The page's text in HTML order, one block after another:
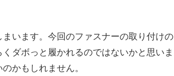
います。今回のファスナーの取り付けの
ダボっと履かれるのではないかと思いま
かもしれません。